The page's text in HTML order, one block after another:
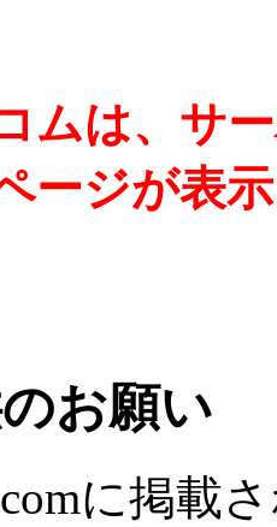
ムは、サ
ージが表
お願い
に掲載